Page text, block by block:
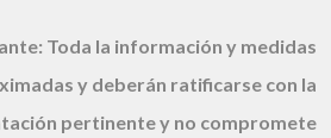
Toda la información y medidas
y deberán ratificarse con la
pertinente y no compromete